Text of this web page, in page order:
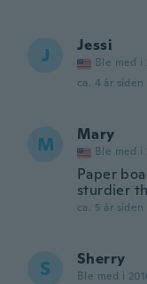
J Jessi
Ble med i
ca. 4 år siden
M Mary
Ble med i
Paper
sturdier
ca. 5 år siden
S Sherry
Ble med i